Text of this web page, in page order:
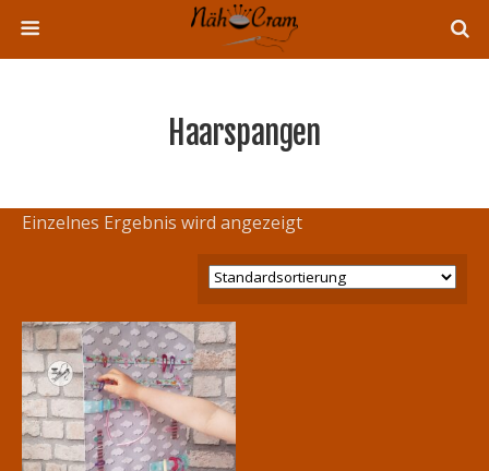
Haarspangen
Einzelnes Ergebnis wird angezeigt